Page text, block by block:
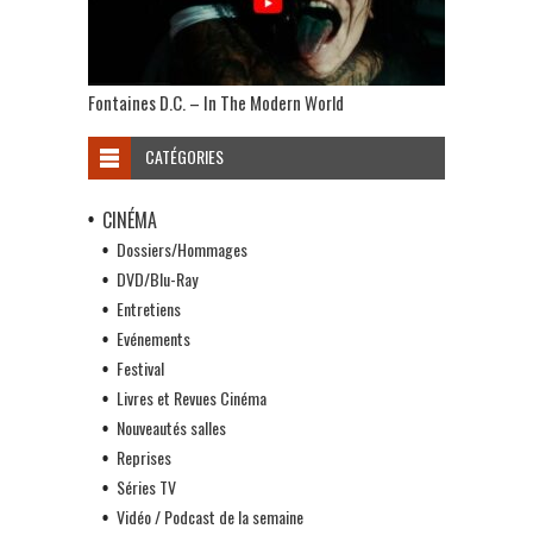
Fontaines D.C. – In The Modern World
CATÉGORIES
CINÉMA
Dossiers/Hommages
DVD/Blu-Ray
Entretiens
Evénements
Festival
Livres et Revues Cinéma
Nouveautés salles
Reprises
Séries TV
Vidéo / Podcast de la semaine